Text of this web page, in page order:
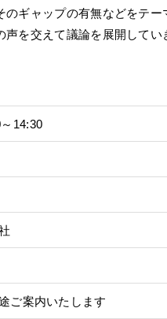
ギャップの有無などをテー
を交えて議論を展開してい
14:30
ご案内いたします